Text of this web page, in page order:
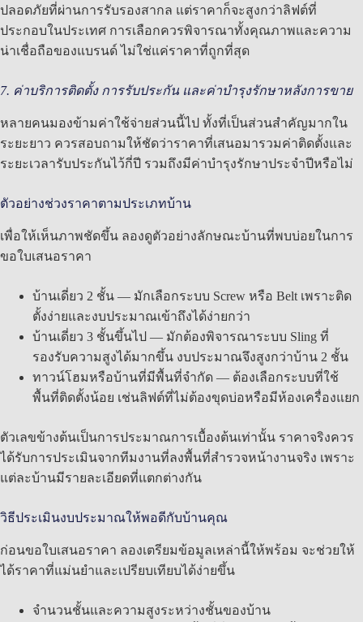
ปลอดภัยที่ผ่านการรับรองสากล แต่ราคาก็จะสูงกว่าลิฟต์ที่
ประกอบในประเทศ การเลือกควรพิจารณาทั้งคุณภาพและความ
น่าเชื่อถือของแบรนด์ ไม่ใช่แค่ราคาที่ถูกที่สุด
7. ค่าบริการติดตั้ง การรับประกัน และค่าบำรุงรักษาหลังการขาย
หลายคนมองข้ามค่าใช้จ่ายส่วนนี้ไป ทั้งที่เป็นส่วนสำคัญมากใน
ระยะยาว ควรสอบถามให้ชัดว่าราคาที่เสนอมารวมค่าติดตั้งและ
ระยะเวลารับประกันไว้กี่ปี รวมถึงมีค่าบำรุงรักษาประจำปีหรือไม่
ตัวอย่างช่วงราคาตามประเภทบ้าน
เพื่อให้เห็นภาพชัดขึ้น ลองดูตัวอย่างลักษณะบ้านที่พบบ่อยในการ
ขอใบเสนอราคา
บ้านเดี่ยว 2 ชั้น — มักเลือกระบบ Screw หรือ Belt เพราะติด
ตั้งง่ายและงบประมาณเข้าถึงได้ง่ายกว่า
บ้านเดี่ยว 3 ชั้นขึ้นไป — มักต้องพิจารณาระบบ Sling ที่
รองรับความสูงได้มากขึ้น งบประมาณจึงสูงกว่าบ้าน 2 ชั้น
ทาวน์โฮมหรือบ้านที่มีพื้นที่จำกัด — ต้องเลือกระบบที่ใช้
พื้นที่ติดตั้งน้อย เช่นลิฟต์ที่ไม่ต้องขุดบ่อหรือมีห้องเครื่องแยก
ตัวเลขข้างต้นเป็นการประมาณการเบื้องต้นเท่านั้น ราคาจริงควร
ได้รับการประเมินจากทีมงานที่ลงพื้นที่สำรวจหน้างานจริง เพราะ
แต่ละบ้านมีรายละเอียดที่แตกต่างกัน
วิธีประเมินงบประมาณให้พอดีกับบ้านคุณ
ก่อนขอใบเสนอราคา ลองเตรียมข้อมูลเหล่านี้ให้พร้อม จะช่วยให้
ได้ราคาที่แม่นยำและเปรียบเทียบได้ง่ายขึ้น
จำนวนชั้นและความสูงระหว่างชั้นของบ้าน